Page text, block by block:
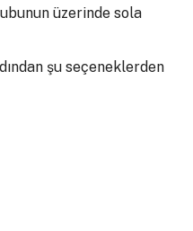
üzerinde sola
şu seçeneklerden